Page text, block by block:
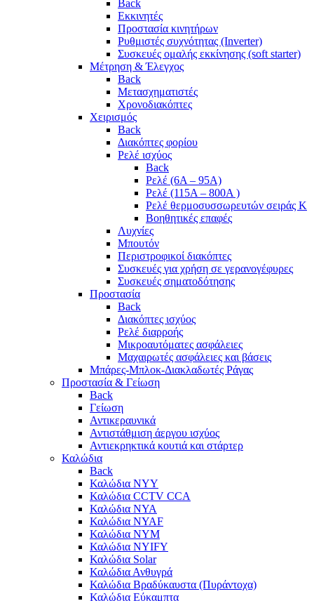
Back
Εκκινητές
Προστασία κινητήρων
Ρυθμιστές συχνότητας (Inverter)
Συσκευές ομαλής εκκίνησης (soft starter)
Μέτρηση & Έλεγχος
Back
Μετασχηματιστές
Χρονοδιακόπτες
Χειρισμός
Back
Διακόπτες φορίου
Ρελέ ισχύος
Back
Ρελέ (6A – 95A)
Ρελέ (115A – 800A )
Ρελέ θερμοσυσσωρευτών σειράς Κ
Βοηθητικές επαφές
Λυχνίες
Μπουτόν
Περιστροφικοί διακόπτες
Συσκευές για χρήση σε γερανογέφυρες
Συσκευές σηματοδότησης
Προστασία
Back
Διακόπτες ισχύος
Ρελέ διαρροής
Μικροαυτόματες ασφάλειες
Μαχαιρωτές ασφάλειες και βάσεις
Μπάρες-Μπλοκ-Διακλαδωτές Ράγας
Προστασία & Γείωση
Back
Γείωση
Αντικεραυνικά
Αντιστάθμιση άεργου ισχύος
Αντιεκρηκτικά κουτιά και στάρτερ
Καλώδια
Back
Καλώδια NYY
Καλώδια CCTV CCA
Καλώδια NYA
Καλώδια NYAF
Καλώδια NYΜ
Καλώδια ΝΥΙFY
Καλώδια Solar
Καλώδια Ανθυγρά
Καλώδια Βραδύκαυστα (Πυράντοχα)
Καλώδια Εύκαμπτα